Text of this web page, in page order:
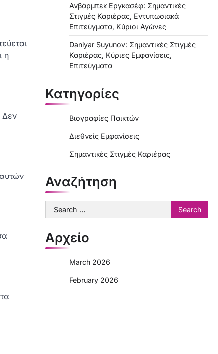
η
Δεν
Ανβάρμπεκ Εργκασέφ: Σημαντικές
Στιγμές Καριέρας, Εντυπωσιακά
Επιτεύγματα, Κύριοι Αγώνες
Daniyar Suyunov: Σημαντικές Στιγμές
Καριέρας, Κύριες Εμφανίσεις,
Επιτεύγματα
Κατηγορίες
Βιογραφίες Παικτών
Διεθνείς Εμφανίσεις
Σημαντικές Στιγμές Καριέρας
Αναζήτηση
Search
for:
Αρχείο
March 2026
February 2026